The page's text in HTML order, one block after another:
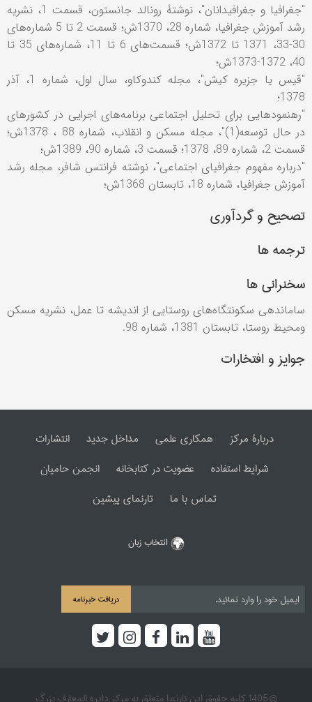
"جغرافيا و جغرافيدانان"، نوشتۀ رونالد جانستون، قسمت 1، نشريه
رشد آموزش جغرافيا، شماره 28، 1370ش؛ قسمت 2 تا 5 شماره‌های
30-33، 1371 تا 1372ش؛ قسمت‌های 6 تا 11، شماره‌های 35 تا
40، 1372-1373ش؛
"قيس يا جزيره كيش"، مجله كندوكاو، سال اول، شماره 1، آذر
1378؛
"رهنمودهايی برای تحليل اجتماعی برنامه‌های اجرايی در كشورهای
در حال توسعه(1)"، مجله مسكن و انقلاب، شماره 88 ، 1378ش؛
قسمت 2، شماره 89، 1378؛ قسمت 3، شماره 90، 1389ش؛
"درباره مفهوم جغرافيای اجتماعی"، نوشته فرانتس شافر، مجله رشد
آموزش جغرافيا، شماره 18، تابستان 1368ش؛
تصحیح و گردآوری
ترجمه ها
سخنرانی ها
ساماندهی سکونتگاه‌های روستايی از انديشه تا عمل، نشريه مسکن
ومحيط روستا، تابستان 1381، شماره 98.
جوایز و افتخارات
دربارۀ مرکز همکاری علمی مداخل جدید
انتشارات
شرایط استفاده
عضویت در کتابخانه
انجمن حامیان
تماس با ما
تارنمای پیشین
انتخاب زبان
دریافت خبرنامه